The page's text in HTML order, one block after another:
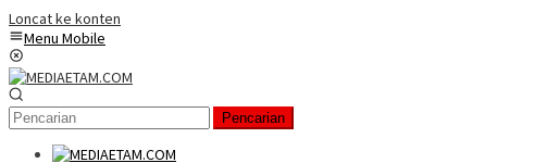
Loncat ke konten
Menu Mobile
Pencarian